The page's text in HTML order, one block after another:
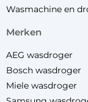
Wasmachine en
merken
AEG wasdroger
Bosch wasdroger
Miele wasdroger